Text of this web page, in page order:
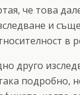
че това
и
в
друго
подробно,